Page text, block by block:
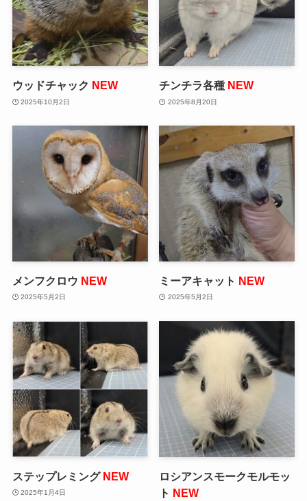
ウッドチャック NEW
2025年10月2日
チンチラ各種 NEW
2025年8月20日
メンフクロウ NEW
2025年5月2日
ミーアキャット NEW
2025年5月2日
ステップレミング NEW
2025年1月4日
ロシアンスモークモルモッ
ト NEW